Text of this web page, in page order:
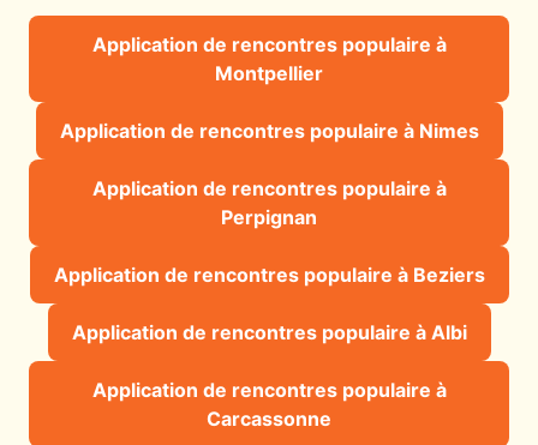
Application de rencontres populaire à
Montpellier
Application de rencontres populaire à Nimes
Application de rencontres populaire à
Perpignan
Application de rencontres populaire à Beziers
Application de rencontres populaire à Albi
Application de rencontres populaire à
Carcassonne